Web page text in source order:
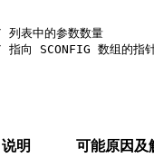
表中的参数数量
向 SCONFIG 数组的指
说明 可能原因及